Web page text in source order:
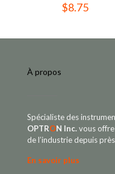
$8.75
À propos
Spécialiste des
OPTRON Inc.vous
de l’industrie depuis
En savoir plus